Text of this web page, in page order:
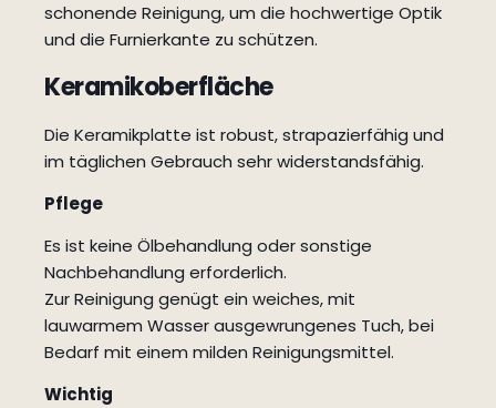
schonende Reinigung, um die hochwertige Optik
und die Furnierkante zu schützen.
Keramikoberfläche
Die Keramikplatte ist robust, strapazierfähig und
im täglichen Gebrauch sehr widerstandsfähig.
Pflege
Es ist keine Ölbehandlung oder sonstige
Nachbehandlung erforderlich.
Zur Reinigung genügt ein weiches, mit
lauwarmem Wasser ausgewrungenes Tuch, bei
Bedarf mit einem milden Reinigungsmittel.
Wichtig